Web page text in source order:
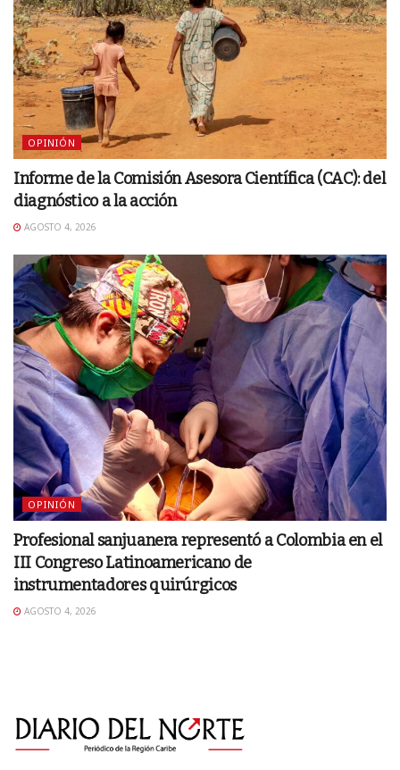
OPINIÓN
Informe de la Comisión Asesora Científica (CAC): del
diagnóstico a la acción
AGOSTO 4, 2026
OPINIÓN
Profesional sanjuanera representó a Colombia en el
III Congreso Latinoamericano de
instrumentadores quirúrgicos
AGOSTO 4, 2026